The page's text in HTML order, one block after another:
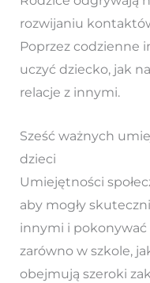
rozwijaniu
Poprzez codzienne
uczyć dziecko, jak
relacje z innymi.
Sześć ważnych
dzieci
Umiejętności
aby mogły
innymi i
zarówno w szkole,
obejmują szeroki